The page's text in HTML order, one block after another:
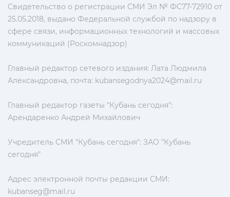
Свидетельство о регистрации СМИ Эл № ФС77-72910 от
25.05.2018, выдано Федеральной службой по надзору в
сфере связи, информационных технологий и массовых
коммуникаций (Роскомнадзор)
Главный редактор сетевого издания: Лата Людмила
Александровна, почта: kubansegodnya2024@mail.ru
Главный редактор газеты "Кубань сегодня":
Арендаренко Андрей Михайлович
Учредитель СМИ "Кубань сегодня": ЗАО "Кубань
сегодня"
Адрес электронной почты редакции СМИ:
kubanseg@mail.ru